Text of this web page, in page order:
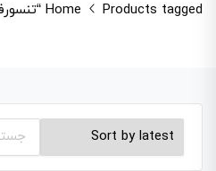
Home Products tagged “تنسورفلو پیشرفته”
جستجو
برای: